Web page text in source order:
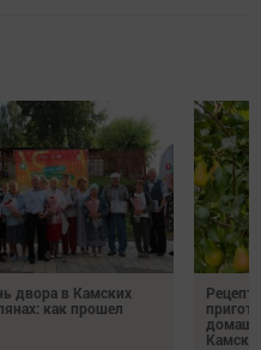
двора в Камских
как прошел